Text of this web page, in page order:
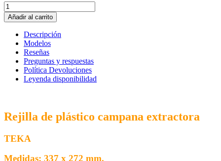
Rejilla
Filtro
Campana
Teka
mm.
81484022
cantidad
Añadir al carrito
Descripción
Modelos
Reseñas
Preguntas y respuestas
Política Devoluciones
Leyenda disponibilidad
Rejilla de plástico campana extractora
TEKA
Medidas: 337 x 272 mm.